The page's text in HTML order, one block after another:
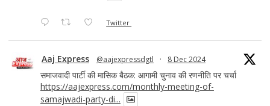
Twitter
Aaj Express @aajexpressdgtl · 8 Dec 2024
समाजवादी पार्टी की मासिक बैठक: आगामी चुनाव की रणनीति पर चर्चा
https://aajexpress.com/monthly-meeting-of-
samajwadi-party-di...